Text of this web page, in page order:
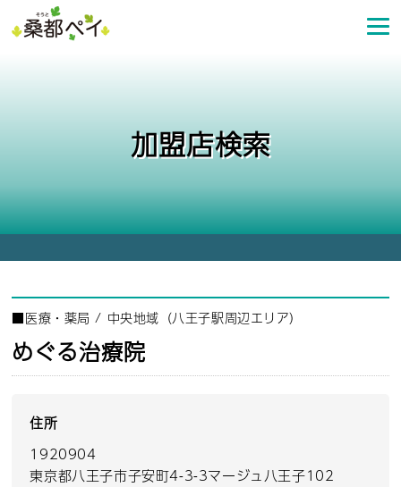
ン
プ
加盟店検索
■医療・薬局 / 中央地域（八王子駅周辺エリア）
めぐる治療院
住所
1920904
東京都八王子市子安町4-3-3マージュ八王子102